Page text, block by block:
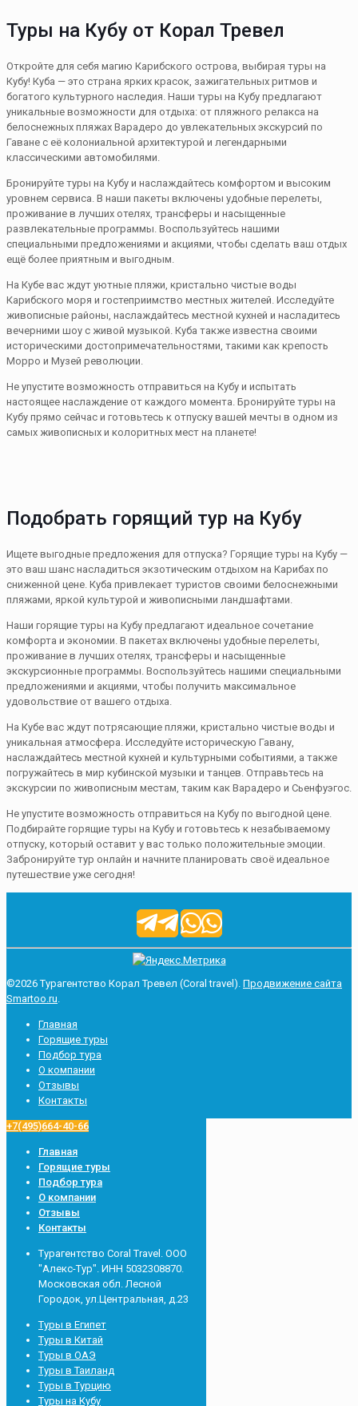
Туры на Кубу от Корал Тревел
Откройте для себя магию Карибского острова, выбирая туры на
Кубу! Куба — это страна ярких красок, зажигательных ритмов и
богатого культурного наследия. Наши туры на Кубу предлагают
уникальные возможности для отдыха: от пляжного релакса на
белоснежных пляжах Варадеро до увлекательных экскурсий по
Гаване с её колониальной архитектурой и легендарными
классическими автомобилями.
Бронируйте туры на Кубу и наслаждайтесь комфортом и высоким
уровнем сервиса. В наши пакеты включены удобные перелеты,
проживание в лучших отелях, трансферы и насыщенные
развлекательные программы. Воспользуйтесь нашими
специальными предложениями и акциями, чтобы сделать ваш отдых
ещё более приятным и выгодным.
На Кубе вас ждут уютные пляжи, кристально чистые воды
Карибского моря и гостеприимство местных жителей. Исследуйте
живописные районы, наслаждайтесь местной кухней и насладитесь
вечерними шоу с живой музыкой. Куба также известна своими
историческими достопримечательностями, такими как крепость
Морро и Музей революции.
Не упустите возможность отправиться на Кубу и испытать
настоящее наслаждение от каждого момента. Бронируйте туры на
Кубу прямо сейчас и готовьтесь к отпуску вашей мечты в одном из
самых живописных и колоритных мест на планете!
Подобрать горящий тур на Кубу
Ищете выгодные предложения для отпуска? Горящие туры на Кубу —
это ваш шанс насладиться экзотическим отдыхом на Карибах по
сниженной цене. Куба привлекает туристов своими белоснежными
пляжами, яркой культурой и живописными ландшафтами.
Наши горящие туры на Кубу предлагают идеальное сочетание
комфорта и экономии. В пакетах включены удобные перелеты,
проживание в лучших отелях, трансферы и насыщенные
экскурсионные программы. Воспользуйтесь нашими специальными
предложениями и акциями, чтобы получить максимальное
удовольствие от вашего отдыха.
На Кубе вас ждут потрясающие пляжи, кристально чистые воды и
уникальная атмосфера. Исследуйте историческую Гавану,
наслаждайтесь местной кухней и культурными событиями, а также
погружайтесь в мир кубинской музыки и танцев. Отправьтесь на
экскурсии по живописным местам, таким как Варадеро и Сьенфуэгос.
Не упустите возможность отправиться на Кубу по выгодной цене.
Подбирайте горящие туры на Кубу и готовьтесь к незабываемому
отпуску, который оставит у вас только положительные эмоции.
Забронируйте тур онлайн и начните планировать своё идеальное
путешествие уже сегодня!
©2026 Турагентство Корал Тревел (Сoral travel). Продвижение сайта
Smartoo.ru
Главная
Горящие туры
Подбор тура
О компании
Отзывы
Контакты
+7(495)664-40-66
Главная
Горящие туры
Подбор тура
О компании
Отзывы
Контакты
Турагентство Сoral Travel. ООО
"Алекс-Тур". ИНН 5032308870.
Московская обл. Лесной
Городок, ул.Центральная, д.23
Туры в Египет
Туры в Китай
Туры в ОАЭ
Туры в Таиланд
Туры в Турцию
Туры на Кубу